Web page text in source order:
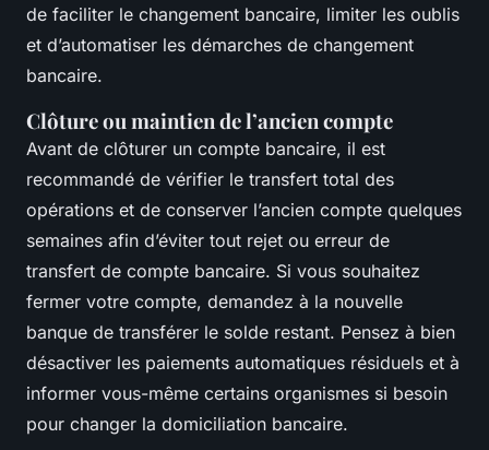
de faciliter le changement bancaire, limiter les oublis
et d’automatiser les démarches de changement
bancaire.
Clôture ou maintien de l’ancien compte
Avant de clôturer un compte bancaire, il est
recommandé de vérifier le transfert total des
opérations et de conserver l’ancien compte quelques
semaines afin d’éviter tout rejet ou erreur de
transfert de compte bancaire. Si vous souhaitez
fermer votre compte, demandez à la nouvelle
banque de transférer le solde restant. Pensez à bien
désactiver les paiements automatiques résiduels et à
informer vous-même certains organismes si besoin
pour changer la domiciliation bancaire.